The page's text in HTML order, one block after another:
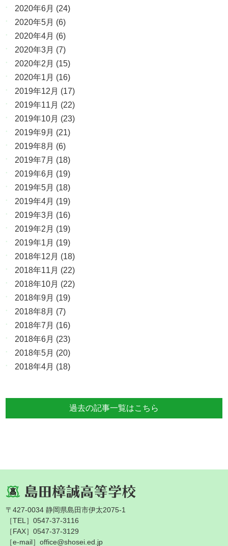
2020年6月 (24)
2020年5月 (6)
2020年4月 (6)
2020年3月 (7)
2020年2月 (15)
2020年1月 (16)
2019年12月 (17)
2019年11月 (22)
2019年10月 (23)
2019年9月 (21)
2019年8月 (6)
2019年7月 (18)
2019年6月 (19)
2019年5月 (18)
2019年4月 (19)
2019年3月 (16)
2019年2月 (19)
2019年1月 (19)
2018年12月 (18)
2018年11月 (22)
2018年10月 (22)
2018年9月 (19)
2018年8月 (7)
2018年7月 (16)
2018年6月 (23)
2018年5月 (20)
2018年4月 (18)
過去の記事一覧はこちら
〒427-0034 静岡県島田市伊太2075-1
［TEL］0547-37-3116
［FAX］0547-37-3129
［e-mail］office@shosei.ed.jp